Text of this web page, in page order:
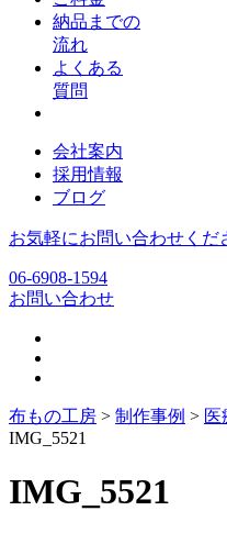
納品までの
流れ
よくある
質問
会社案内
採用情報
ブログ
お気軽にお問い合わせくだ
06-6908-1594
お問い合わせ
布もの工房 > 制作事例 > 医
IMG_5521
IMG_5521